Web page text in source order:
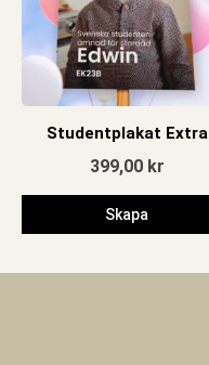
Studentplakat Extra
399,00 kr
Skapa